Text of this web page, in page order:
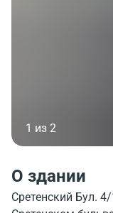
1 из 2
О здании
Сретенский Бул.